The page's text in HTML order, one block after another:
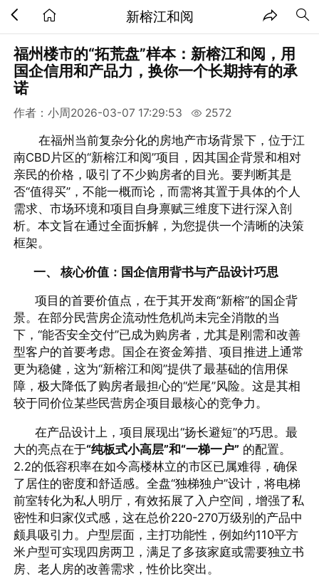
新榕江和阅
福州楼市的“拓荒盘”样本：新榕江和阅，用
国企信用和产品力，换你一个长期持有的承
诺
作者：小周 2026-03-07 17:29:53 2572
在福州当前复杂分化的房地产市场背景下，位于江
南CBD片区的“新榕江和阅”项目，因其国企背景和相对
亲民的价格，吸引了不少购房者的目光。要判断其是
否“值得买”，不能一概而论，而需将其置于具体的个人
需求、市场环境和项目自身禀赋三维度下进行深入剖
析。本文旨在通过全面拆解，为您提供一个清晰的决策
框架。
一、 核心价值：国企信用背书与产品设计巧思
项目的首要价值点，在于其开发商“新榕”的国企背
景。在部分民营房企流动性危机尚未完全消散的当
下，“能否安全交付”已成为购房者，尤其是刚需和改善
型客户的首要考虑。国企在资金筹措、项目推进上通常
更为稳健，这为“新榕江和阅”提供了最基础的信用保
障，极大降低了购房者最担心的“烂尾”风险。这是其相
较于同价位某些民营房企项目最核心的竞争力。
在产品设计上，项目展现出“扬长避短”的巧思。最
大的亮点在于“纯板式小高层”和“一梯一户” 的配置。
2.2的低容积率在如今高楼林立的市区已属难得，确保
了居住的密度和舒适感。全盘“独梯独户”设计，将电梯
前室转化为私人明厅，有效拓展了入户空间，增强了私
密性和归家仪式感，这在总价220-270万级别的产品中
颇具吸引力。户型层面，主打功能性，例如约110平方
米户型可实现四房两卫，满足了多孩家庭或需要独立书
房、老人房的改善需求，性价比突出。